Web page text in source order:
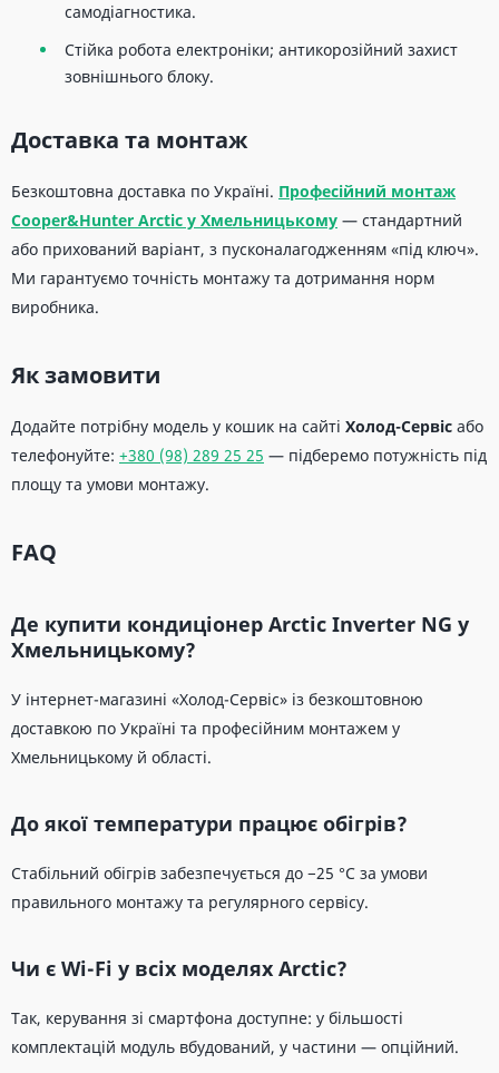
самодіагностика.
Стійка робота електроніки; антикорозійний захист
зовнішнього блоку.
Доставка та монтаж
Безкоштовна доставка по Україні. Професійний монтаж
Cooper&Hunter Arctic у Хмельницькому — стандартний
або прихований варіант, з пусконалагодженням «під ключ».
Ми гарантуємо точність монтажу та дотримання норм
виробника.
Як замовити
Додайте потрібну модель у кошик на сайті Холод-Сервіс або
телефонуйте: +380 (98) 289 25 25 — підберемо потужність під
площу та умови монтажу.
FAQ
Де купити кондиціонер Arctic Inverter NG у
Хмельницькому?
У інтернет-магазині «Холод-Сервіс» із безкоштовною
доставкою по Україні та професійним монтажем у
Хмельницькому й області.
До якої температури працює обігрів?
Стабільний обігрів забезпечується до −25 °C за умови
правильного монтажу та регулярного сервісу.
Чи є Wi-Fi у всіх моделях Arctic?
Так, керування зі смартфона доступне: у більшості
комплектацій модуль вбудований, у частини — опційний.